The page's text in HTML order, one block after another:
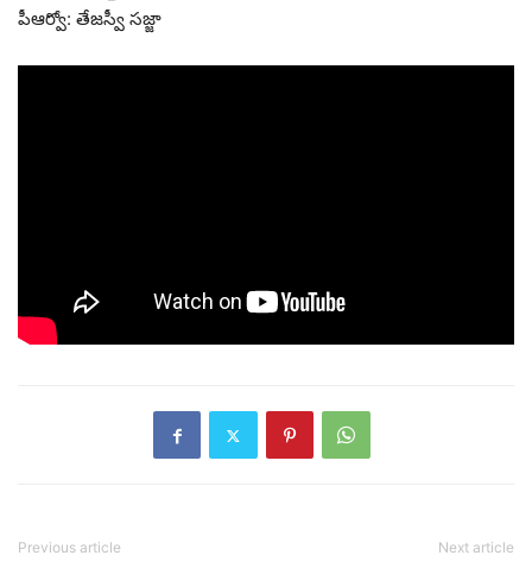
పీఆర్వో: తేజస్వీ సజ్జా
Previous article Next article